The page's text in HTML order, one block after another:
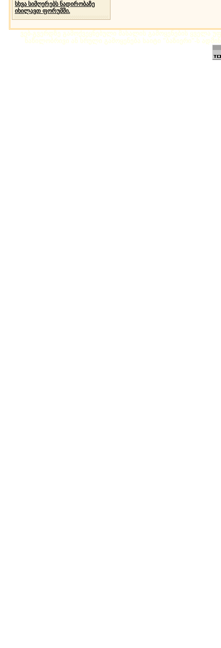
სხვა სიმღერებს ნადირობაზე
იხილავთ ფორუმში.
ვებ-გვერდზე გამოქვეყნებული მასალის გამოყენების ყველა
ნაწილობრივი ან სრული გამოყენება საიტი "ბაზიერი"-ს